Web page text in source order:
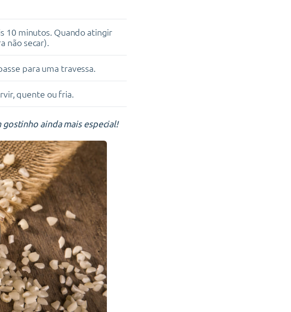
10 minutos. Quando atingir
não secar).
para uma travessa.
quente ou fria.
ainda mais especial!